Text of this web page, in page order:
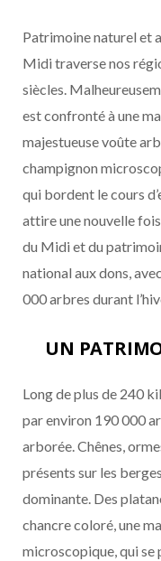
Patrimoine naturel et
Midi traverse nos
siècles.
est confronté à une
majestueuse voûte
champignon
qui bordent le cours
attire une nouvelle
du Midi et du
national aux dons,
000 arbres durant
UN
Long de plus de 240
par environ 190 000
arborée. Chênes,
présents sur les
dominante. Des
chancre coloré, une
microscopique, qui se